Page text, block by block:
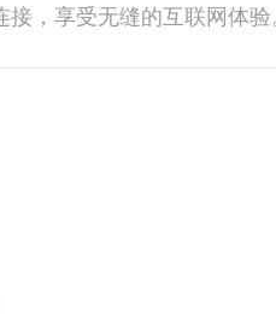
，享受无缝的互联网体验。